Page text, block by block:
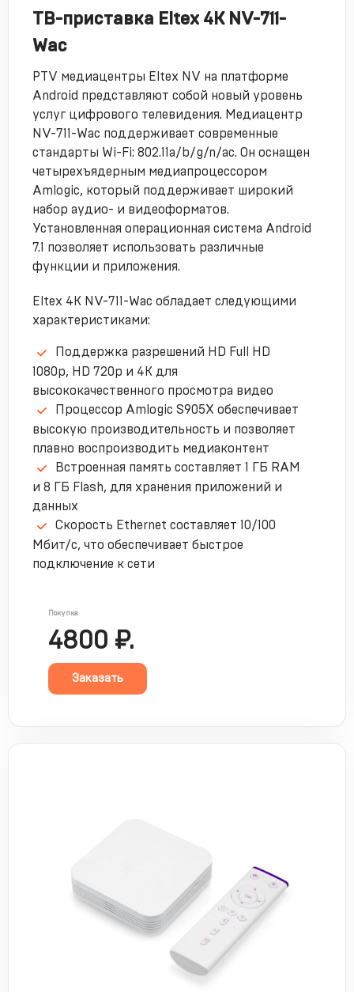
ТВ-приставка Eltex 4K NV-711-
Wac
PTV медиацентры Eltex NV на платформе
Android представляют собой новый уровень
услуг цифрового телевидения. Медиацентр
NV-711-Wac поддерживает современные
стандарты Wi-Fi: 802.11a/b/g/n/ac. Он оснащен
четырехъядерным медиапроцессором
Amlogic, который поддерживает широкий
набор аудио- и видеоформатов.
Установленная операционная система Android
7.1 позволяет использовать различные
функции и приложения.
Elteх 4K NV-711-Wac обладает следующими
характеристиками:
Поддержка разрешений HD Full HD
1080p, HD 720p и 4K для
высококачественного просмотра видео
Процессор Amlogic S905X обеспечивает
высокую производительность и позволяет
плавно воспроизводить медиаконтент
Встроенная память составляет 1 ГБ RAM
и 8 ГБ Flash, для хранения приложений и
данных
Скорость Ethernet составляет 10/100
Мбит/с, что обеспечивает быстрое
подключение к сети
Покупка
4800 ₽.
Заказать